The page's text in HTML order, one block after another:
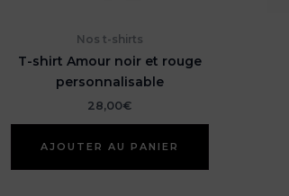
Nos t-shirts
T-shirt Amour noir et rouge
personnalisable
28,00€
AJOUTER AU PANIER